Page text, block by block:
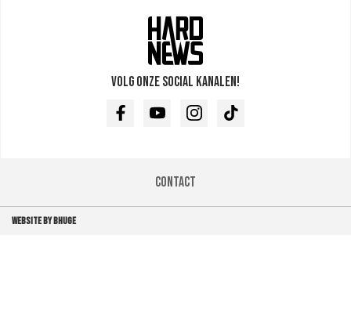
Volg onze social kanalen!
FacebookYoutubeInstagramTikTok
Contact
WEBSITE BY BHUGE